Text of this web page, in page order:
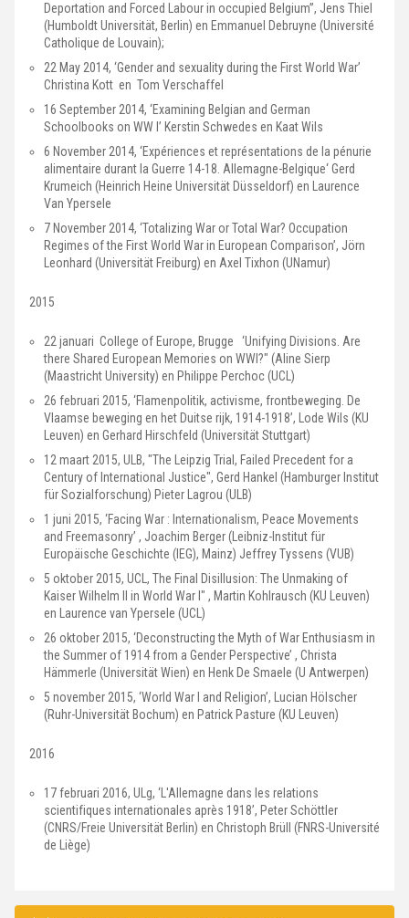
Deportation and Forced Labour in occupied Belgium”, Jens Thiel
(Humboldt Universität, Berlin) en Emmanuel Debruyne (Université
Catholique de Louvain);
22 May 2014, ‘Gender and sexuality during the First World War’
Christina Kott en Tom Verschaffel
16 September 2014, ‘Examining Belgian and German
Schoolbooks on WW I’ Kerstin Schwedes en Kaat Wils
6 November 2014, ‘Expériences et représentations de la pénurie
alimentaire durant la Guerre 14-18. Allemagne-Belgique‘ Gerd
Krumeich (Heinrich Heine Universität Düsseldorf) en Laurence
Van Ypersele
7 November 2014, ‘Totalizing War or Total War? Occupation
Regimes of the First World War in European Comparison’, Jörn
Leonhard (Universität Freiburg) en Axel Tixhon (UNamur)
2015
22 januari College of Europe, Brugge ‘Unifying Divisions. Are
there Shared European Memories on WWI?" (Aline Sierp
(Maastricht University) en Philippe Perchoc (UCL)
26 februari 2015, ‘Flamenpolitik, activisme, frontbeweging. De
Vlaamse beweging en het Duitse rijk, 1914-1918’, Lode Wils (KU
Leuven) en Gerhard Hirschfeld (Universität Stuttgart)
12 maart 2015, ULB, "The Leipzig Trial, Failed Precedent for a
Century of International Justice", Gerd Hankel (Hamburger Institut
für Sozialforschung) Pieter Lagrou (ULB)
1 juni 2015, ‘Facing War : Internationalism, Peace Movements
and Freemasonry’ , Joachim Berger (Leibniz-Institut für
Europäische Geschichte (IEG), Mainz) Jeffrey Tyssens (VUB)
5 oktober 2015, UCL, The Final Disillusion: The Unmaking of
Kaiser Wilhelm II in World War I" , Martin Kohlrausch (KU Leuven)
en Laurence van Ypersele (UCL)
26 oktober 2015, ‘Deconstructing the Myth of War Enthusiasm in
the Summer of 1914 from a Gender Perspective’ , Christa
Hämmerle (Universität Wien) en Henk De Smaele (U Antwerpen)
5 november 2015, ‘World War I and Religion’, Lucian Hölscher
(Ruhr-Universität Bochum) en Patrick Pasture (KU Leuven)
2016
17 februari 2016, ULg, ‘L'Allemagne dans les relations
scientifiques internationales après 1918’, Peter Schöttler
(CNRS/Freie Universität Berlin) en Christoph Brüll (FNRS-Université
de Liège)